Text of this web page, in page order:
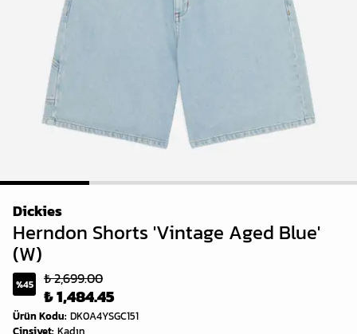
1 2 3 4
Dickies
Herndon Shorts 'Vintage Aged Blue'
(W)
%45 ₺ 2,699.00
₺ 1,484.45
Ürün Kodu: DK0A4YSGC151